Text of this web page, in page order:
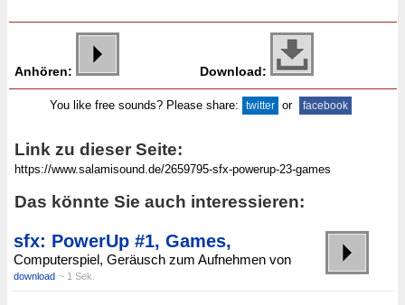
Anhören: Download:
You like free sounds? Please share: twitter or facebook
Link zu dieser Seite:
Das könnte Sie auch interessieren:
sfx: PowerUp #1, Games,
Computerspiel, Geräusch zum Aufnehmen von
download ~ 1 Sek.